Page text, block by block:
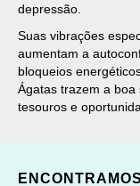
depressão.
Suas vibrações
aumentam a
bloqueios
Ágatas trazem a
tesouros e